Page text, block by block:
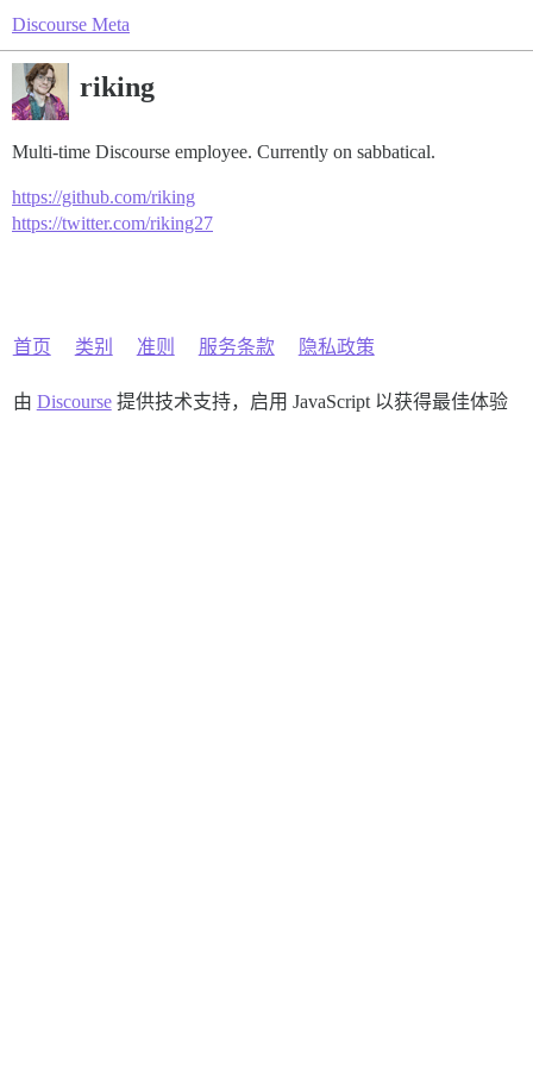
Discourse Meta
riking
Multi-time Discourse employee. Currently on sabbatical.
https://github.com/riking
https://twitter.com/riking27
首页 类别 准则 服务条款 隐私政策
由 Discourse提供技术支持，启用 JavaScript 以获得最佳体验